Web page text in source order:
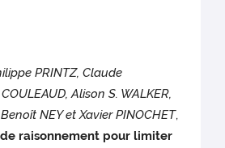
PRINTZ, Claude
Alison S. WALKER,
NEY et Xavier PINOCHET,
raisonnement pour limiter